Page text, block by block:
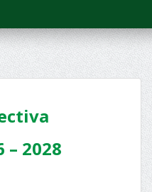
– 2028